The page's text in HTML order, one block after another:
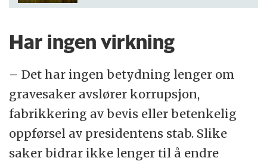
Har ingen virkning
– Det har ingen betydning lenger om
gravesaker avslører korrupsjon,
fabrikkering av bevis eller betenkelig
oppførsel av presidentens stab. Slike
saker bidrar ikke lenger til å endre